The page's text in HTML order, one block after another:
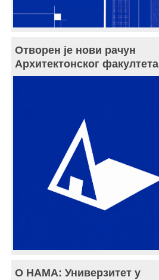
Отворен је нови рачун
Архитектонског факултета
О НАМА: Универзитет у